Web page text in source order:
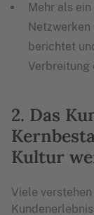
Mehr als
berichtet
Verbreitung
2. Das
Kultur
Viele